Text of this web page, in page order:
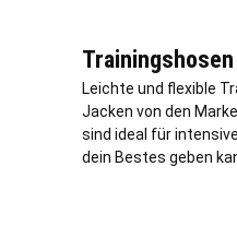
Leichte und flexible
Jacken von den
sind ideal für
dein Bestes geben